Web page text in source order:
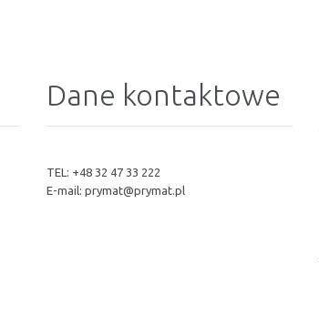
Dane kontaktowe
TEL: +48 32 47 33 222
E-mail: prymat@prymat.pl